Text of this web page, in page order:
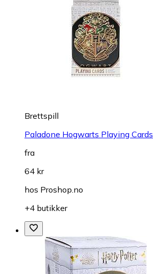
Brettspill
Paladone Hogwarts Playing Cards
fra
64 kr
hos Proshop.no
+4 butikker